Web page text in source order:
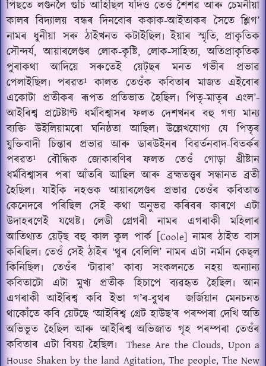
পিছতে লণ্ডনলৈ গুচি আহিছিল যদিও তেওঁ শৈশৱ আৰু চেমনীয়া
কালৰ বিদ্যালয় বন্ধৰ দিনবোৰ ককাক-আইতাকৰ সৈতে শ্লিগ’
নামৰ ধুনীয়া সৰু ঠাইখনত কটাইছিল৷ ইয়াৰ স্মৃতি, প্ৰাকৃতিক
সৌন্দৰ্য,আয়াৰলেণ্ডৰ লোক-কৃষ্টি, লোক-সাহিত্য,অতিপ্ৰাকৃতিক
পুৰাকথা আদিয়ে সৰুতেই য়েট্‌ছৰ মনত গভীৰ প্ৰভাৱ
পেলাইছিল৷ পৰৱত¹ কালত তেওঁক কবিতাৰ মাজত এইবোৰ
একোটা প্ৰতীকৰ ৰূপত প্ৰতিভাত হৈছিল৷ পিতৃ-মাতৃৰ এংল’-
আইৰিশ্ব প্ৰটেষ্টাণ্ট ধৰ্মবিশ্বাসৰ ফলত দেশখনৰ বহু গণ্য মান্য
ব্যক্তি উইলিয়ামৰো ঘনিষ্ঠতা আছিল৷ উল্লেখযোগ্য যে পিতৃৰ
যুক্তিবাদী চিন্তাৰ প্ৰভাৱ আৰু ডাৰউইনৰ বিৱৰ্তনবাদ-বিতৰ্কৰ
পৰৱত¹ বৌদ্ধিক জোকাৰণিৰ ফলত তেওঁ গোড়া খ্ৰীষ্টান
ধৰ্মবিশ্বাসৰ পৰা আঁতৰি আছিল আৰু ব্ৰহ্মতত্ত্বৰ সন্ধানত ব্ৰতী
হৈছিল৷ যাইকি নহওক আয়াৰলেণ্ডৰ প্ৰভাৱ তেওঁৰ কবিতাত
কেনেদৰে পৰিছিল সেই কথা অনুভৱ কৰিবৰ কাৰণে এটা
উদাহৰণেই যথেষ্ট৷ লেডী গ্ৰেগৰী নামৰ এগৰাকী মহিলাৰ
আতিথ্যত য়েট্‌ছ বহু কাল কুল পাৰ্ক [Coole]নামৰ ঠাইত বাস
কৰিছিল৷ তেওঁ সেই ঠাইৰ ‘থুৰ বেলিলি’ নামৰ এটা নৰ্মান কেছ্‌ল
কিনিছিল৷ তেওঁৰ ‘টাৱাৰ’ কাব্য সংকলনতে নহয় অন্যান্য
কবিতাটো এটা মুখ্য প্ৰতীক হিচাপে ব্যৱহৃত হৈছিল৷ আন
এগৰাকী আইৰিশ্ব কবি ইভা গ’ৰ-বুথৰ
জৰ্জিয়ান মেনচনত
থাকোঁতে কবি য়েটছে ‘আইৰিশ্ব গ্ৰেট হাউছ’ৰ পৰম্পৰা দেখি অতি
অভিভূত হৈছিল আৰু আইৰিশ্ব অভিজাত গৃহ পৰম্পৰা তেওঁৰ
কবিতাৰ এটা বিষয় হৈছিল৷
These Are the Clouds, Upon a
House Shaken by the land Agitation, The people, The New